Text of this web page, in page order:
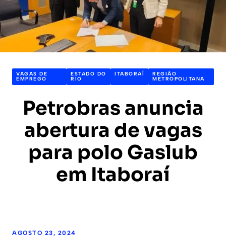
VAGAS DE
EMPREGO
ESTADO DO
RIO
ITABORAÍ REGIÃO
METROPOLITANA
Petrobras anuncia
abertura de vagas
para polo Gaslub
em Itaboraí
AGOSTO 23, 2024